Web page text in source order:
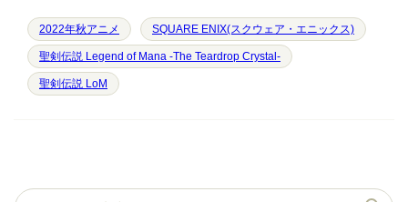
2022年秋アニメ SQUARE ENIX(スクウェア・エニックス)
聖剣伝説 Legend of Mana -The Teardrop Crystal-
聖剣伝説 LoM